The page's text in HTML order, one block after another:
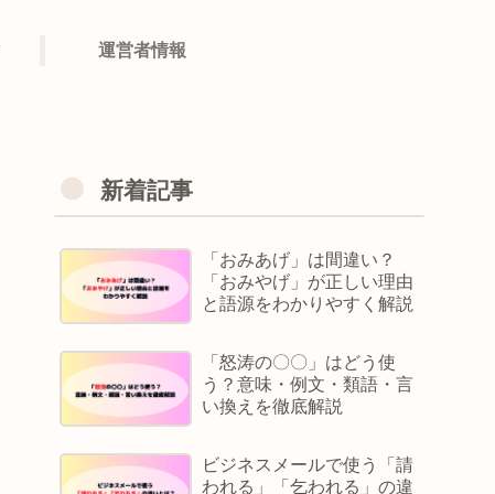
運営者情報
新着記事
「おみあげ」は間違い？
「おみやげ」が正しい理由
と語源をわかりやすく解説
「怒涛の〇〇」はどう使
う？意味・例文・類語・言
い換えを徹底解説
ビジネスメールで使う「請
われる」「乞われる」の違